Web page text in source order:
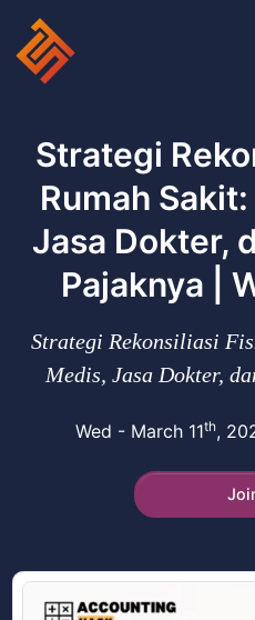
Strategi
Rumah
Jasa Dokter,
Pajaknya |
Strategi Rekonsiliasi
Medis, Jasa Dokter,
Wed - March 11th,